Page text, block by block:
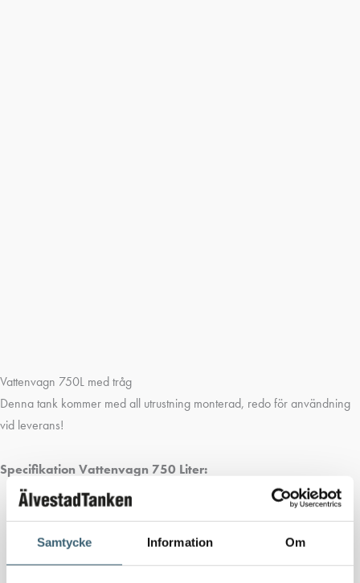
Samtycke Information Om
Vattenvagn 750L med tråg
Denna tank kommer med all utrustning monterad, redo för användning
vid leverans!
Specifikation Vattenvagn 750 Liter:
Kulhandske 50mm